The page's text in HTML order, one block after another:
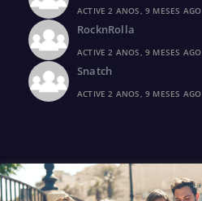
ACTIVE 2 ANOS, 9 MESES AGO
RocknRolla
ACTIVE 2 ANOS, 9 MESES AGO
Snatch
ACTIVE 2 ANOS, 9 MESES AGO